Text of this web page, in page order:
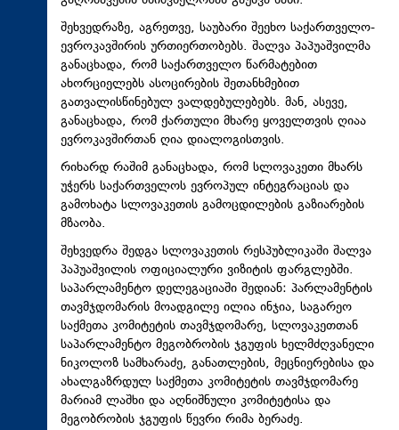
შეხვედრაზე, აგრეთვე, საუბარი შეეხო საქართველო-
ევროკავშირის ურთიერთობებს. შალვა პაპუაშვილმა
განაცხადა, რომ საქართველო წარმატებით
ახორციელებს ასოცირების შეთანხმებით
გათვალისწინებულ ვალდებულებებს. მან, ასევე,
განაცხადა, რომ ქართული მხარე ყოველთვის ღიაა
ევროკავშირთან ღია დიალოგისთვის.
რიხარდ რაშიმ განაცხადა, რომ სლოვაკეთი მხარს
უჭერს საქართველოს ევროპულ ინტეგრაციას და
გამოხატა სლოვაკეთის გამოცდილების გაზიარების
მზაობა.
შეხვედრა შედგა სლოვაკეთის რესპუბლიკაში შალვა
პაპუაშვილის ოფიციალური ვიზიტის ფარგლებში.
საპარლამენტო დელეგაციაში შედიან: პარლამენტის
თავმჯდომარის მოადგილე ილია ინჯია, საგარეო
საქმეთა კომიტეტის თავმჯდომარე, სლოვაკეთთან
საპარლამენტო მეგობრობის ჯგუფის ხელმძღვანელი
ნიკოლოზ სამხარაძე, განათლების, მეცნიერებისა და
ახალგაზრდულ საქმეთა კომიტეტის თავმჯდომარე
მარიამ ლაშხი და აღნიშნული კომიტეტისა და
მეგობრობის ჯგუფის წევრი რიმა ბერაძე.